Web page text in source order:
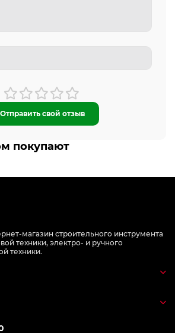
Отправить свой отзыв
покупают
магазин строительного инструмента
техники, электро- и ручного
техники.